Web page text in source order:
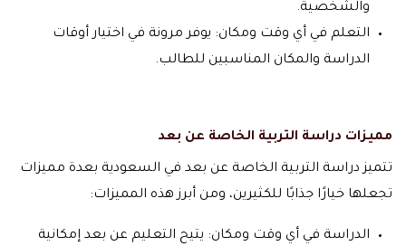
والشخصية.
التعلم في أي وقت ومكان: يوفر مرونة في اختيار أوقات
الدراسة والمكان المناسبين للطالب.
مميزات دراسة التربية الخاصة عن بعد
تتميز دراسة التربية الخاصة عن بعد في السعودية بعدة مميزات
تجعلها خيارًا جذابًا للكثيرين، ومن أبرز هذه المميزات:
الدراسة في أي وقت ومكان: يتيح التعليم عن بعد إمكانية